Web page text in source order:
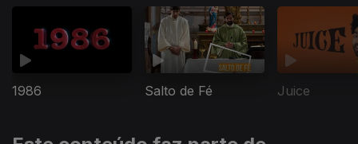
1986 Salto de Fé Juice